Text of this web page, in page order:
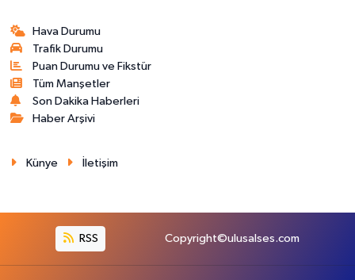
Hava Durumu
Trafik Durumu
Puan Durumu ve Fikstür
Tüm Manşetler
Son Dakika Haberleri
Haber Arşivi
Künye İletişim
RSS Copyright©ulusalses.com